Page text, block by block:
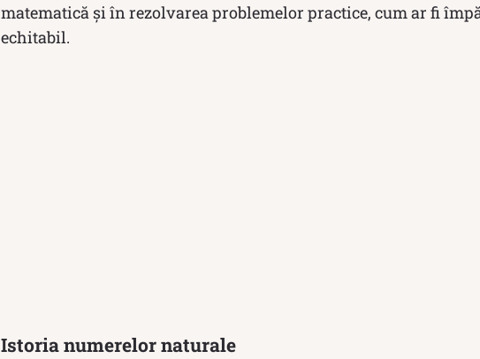
matematică și în rezolvarea problemelor practice, cum ar fi
echitabil.
Istoria numerelor naturale